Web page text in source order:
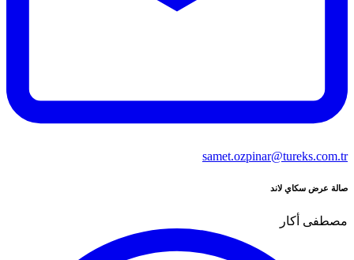
samet.ozpinar@tureks.com.tr
صالة عرض سكاي لاند
مصطفى أكار